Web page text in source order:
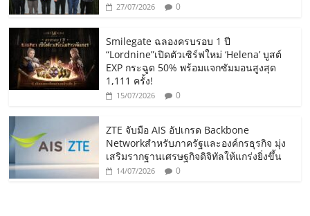
27/07/2026 0
Smilegate ฉลองครบรอบ 1 ปี
“Lordnine”เปิดตัวเซิร์ฟใหม่ ‘Helena’ บูสต์
EXP กระฉูด 50% พร้อมแจกซัมมอนสูงสุด
1,111 ครั้ง!
15/07/2026 0
ZTE จับมือ AIS อัปเกรด Backbone
Networkสำหรับภาครัฐและองค์กรธุรกิจ มุ่ง
เสริมรากฐานเศรษฐกิจดิจิทัลให้แกร่งยิ่งขึ้น
14/07/2026 0